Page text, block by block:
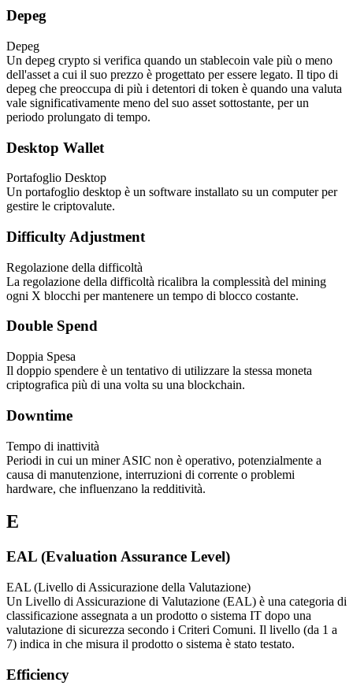
Depeg
Depeg
Un depeg crypto si verifica quando un stablecoin vale più o meno
dell'asset a cui il suo prezzo è progettato per essere legato. Il tipo di
depeg che preoccupa di più i detentori di token è quando una valuta
vale significativamente meno del suo asset sottostante, per un
periodo prolungato di tempo.
Desktop Wallet
Portafoglio Desktop
Un portafoglio desktop è un software installato su un computer per
gestire le criptovalute.
Difficulty Adjustment
Regolazione della difficoltà
La regolazione della difficoltà ricalibra la complessità del mining
ogni X blocchi per mantenere un tempo di blocco costante.
Double Spend
Doppia Spesa
Il doppio spendere è un tentativo di utilizzare la stessa moneta
criptografica più di una volta su una blockchain.
Downtime
Tempo di inattività
Periodi in cui un miner ASIC non è operativo, potenzialmente a
causa di manutenzione, interruzioni di corrente o problemi
hardware, che influenzano la redditività.
E
EAL (Evaluation Assurance Level)
EAL (Livello di Assicurazione della Valutazione)
Un Livello di Assicurazione di Valutazione (EAL) è una categoria di
classificazione assegnata a un prodotto o sistema IT dopo una
valutazione di sicurezza secondo i Criteri Comuni. Il livello (da 1 a
7) indica in che misura il prodotto o sistema è stato testato.
Efficiency